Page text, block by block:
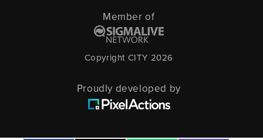
Member of
Copyright CITY 2026
Proudly developed by